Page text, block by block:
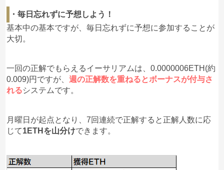
・毎日忘れずに予想しよう！
基本中の基本ですが、毎日忘れずに予想に参加することが
大切。
一回の正解でもらえるイーサリアムは、0.0000006ETH(約
0.009)円ですが、週の正解数を重ねるとボーナスが付与さ
れるシステムです。
月曜日が起点となり、7回連続で正解すると正解人数に応
じて1ETHを山分けできます。